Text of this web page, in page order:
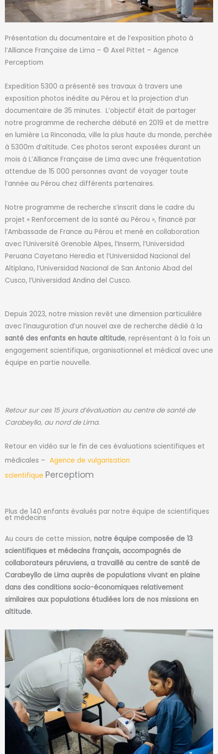
Présentation du documentaire et de l’exposition photo à
l’Alliance Française de Lima – © Axel Pittet – Agence
Perceptiom
Expedition 5300 a présenté ses travaux à travers une
exposition photos inédite au Pérou et la projection d’un
documentaire de 35 minutes. L’objectif était de partager
notre programme de recherche débuté en 2019 et de mettre
en lumière La Rinconada, ville la plus haute du monde, perchée
à 5300m d’altitude. Ces photos seront exposées durant un
mois à L’Alliance Française de Lima avec une fréquentation
attendue de 15 000 personnes avant de voyager toute
l’année au Pérou chez différents partenaires.
Notre programme de recherche s’inscrit dans le cadre du
projet « Renforcement de la santé au Pérou », financé par
l’Ambassade de France au Pérou et mené en collaboration
avec l’Université Grenoble Alpes, l’Inserm, l’Universidad
Peruana Cayetano Heredia et l’Universidad Nacional del
Altiplano, l’Universidad Nacional de San Antonio Abad del
Cusco, l’Universidad Andina del Cusco.
Depuis 2023, notre mission revêt une dimension particulière
avec l’inauguration d’un nouvel axe de recherche dédié à la
santé des enfants en haute altitude, représentant à la fois un
engagement scientifique, organisationnel et médical avec une
équipe en partie nouvelle.
Retour sur ces 15 jours d’évaluation au centre de santé de
Carabeyllo, au nord de Lima.
Retour en vidéo sur le fin de ces évaluations scientifiques et
médicales – Agence de vulgarisation
scientifique Perceptiom
Plus de 140 enfants évalués par notre équipe de scientifiques
et médecins
Au cours de cette mission, notre équipe composée de 13
scientifiques et médecins français, accompagnés de
collaborateurs péruviens, a travaillé au centre de santé de
Carabeyllo de Lima auprès de populations vivant en plaine
dans des conditions socio-économiques relativement
similaires aux populations étudiées lors de nos missions en
altitude.